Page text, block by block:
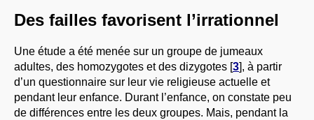
Des failles favorisent l’irrationnel
Une étude a été menée sur un groupe de jumeaux
adultes, des homozygotes et des dizygotes [3], à partir
d’un questionnaire sur leur vie religieuse actuelle et
pendant leur enfance. Durant l’enfance, on constate peu
de différences entre les deux groupes. Mais, pendant la